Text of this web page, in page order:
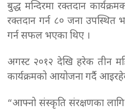
बुद्ध मन्दिरमा रक्तदान
रक्तदान गर्न ८० जना​ उपस्थित
गर्न सफल भएका थिए ।
अगस्ट २०१२ देखि हरेक तीन
कार्यक्रमको आयोजना गर्दै
“आफ्नो संस्कृति संरक्षणका